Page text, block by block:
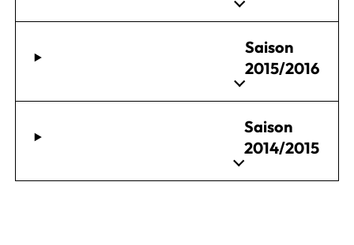
Saison
2015/2016
Saison
2014/2015